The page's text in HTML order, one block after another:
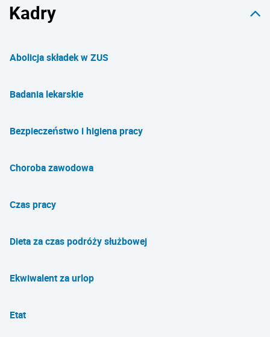
Kadry
Abolicja składek w ZUS
Badania lekarskie
Bezpieczeństwo i higiena pracy
Choroba zawodowa
Czas pracy
Dieta za czas podróży służbowej
Ekwiwalent za urlop
Etat